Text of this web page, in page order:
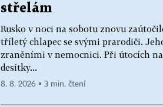
střelám
Rusko v noci na sobotu znovu
tříletý chlapec se svými prarodiči.
zraněními v nemocnici. Při útocích
desítky...
8. 8. 2026 ▪ 3 min. čtení